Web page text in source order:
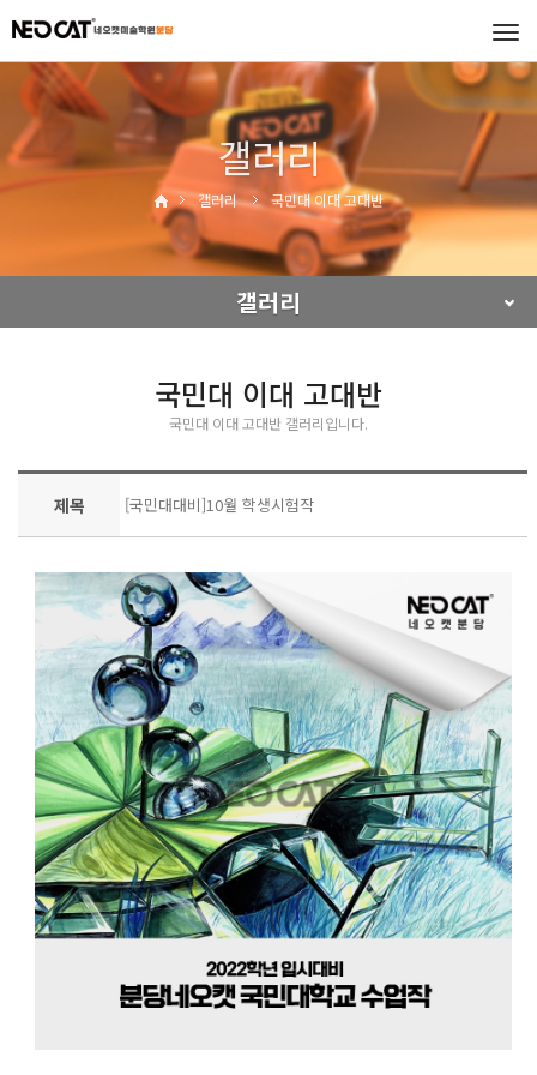
갤러리
갤러리 국민대 이대 고대반
갤러리
국민대 이대 고대반
국민대 이대 고대반 갤러리입니다.
제목 [국민대대비]10월 학생시험작